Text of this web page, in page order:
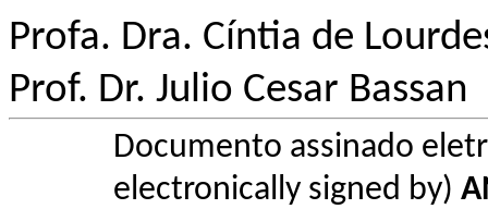
Profa. Dra. Cíntia de
Prof. Dr. Julio Cesar Bassan
Documento assinado
electronically signed by)